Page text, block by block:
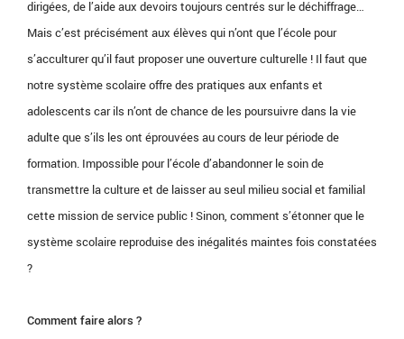
dirigées, de l’aide aux devoirs toujours centrés sur le déchiffrage…
Mais c’est précisément aux élèves qui n’ont que l’école pour
s’acculturer qu’il faut proposer une ouverture culturelle ! Il faut que
notre système scolaire offre des pratiques aux enfants et
adolescents car ils n’ont de chance de les poursuivre dans la vie
adulte que s’ils les ont éprouvées au cours de leur période de
formation. Impossible pour l’école d’abandonner le soin de
transmettre la culture et de laisser au seul milieu social et familial
cette mission de service public ! Sinon, comment s’étonner que le
système scolaire reproduise des inégalités maintes fois constatées
?
Comment faire alors ?